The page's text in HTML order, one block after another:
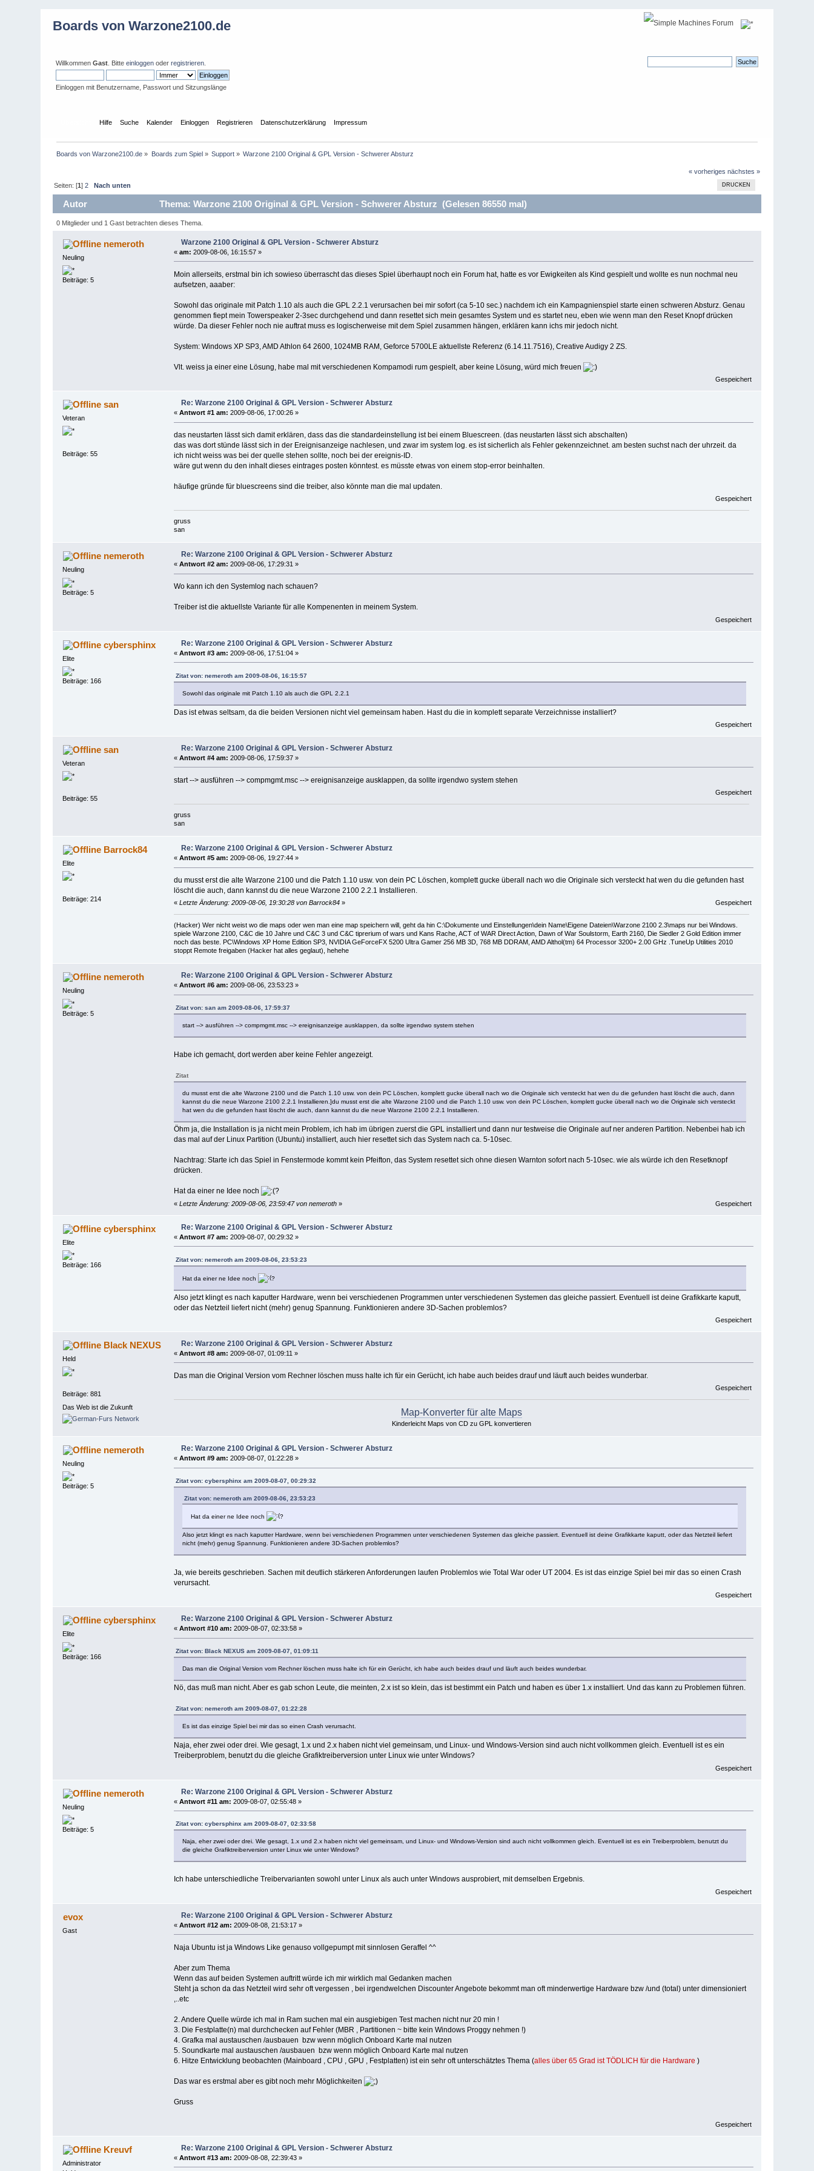
Boards von Warzone2100.de
WillkommenGast . Bitteeinloggen oderregistrieren
Einloggen mit Benutzername, Passwort und Sitzungslänge
Hilfe Suche Kalender Einloggen Registrieren Datenschutzerklärung Impressum
Boards von Warzone2100.de » Boards zum Spiel» Support » Warzone 2100 Original & GPL Version - Schwerer Absturz
« vorheriges nächstes »
DRUCKEN
Seiten: [1]2 Nach unten
Autor Thema: Warzone 2100 Original & GPL Version - Schwerer Absturz (Gelesen 86550 mal)
0 Mitglieder und 1 Gast betrachten dieses Thema.
nemeroth
Neuling
Beiträge: 5
Warzone 2100 Original & GPL Version - Schwerer Absturz
« am: 2009-08-06, 16:15:57 »
Moin allerseits, erstmal bin ich sowieso überrascht das dieses Spiel überhaupt noch ein Forum hat, hatte es vor Ewigkeiten als Kind gespielt und wollte es nun nochmal neu
aufsetzen, aaaber:
Sowohl das originale mit Patch 1.10 als auch die GPL 2.2.1 verursachen bei mir sofort (ca 5-10 sec.) nachdem ich ein Kampagnienspiel starte einen schweren Absturz. Genau
genommen fiept mein Towerspeaker 2-3sec durchgehend und dann resettet sich mein gesamtes System und es startet neu, eben wie wenn man den Reset Knopf drücken
würde. Da dieser Fehler noch nie auftrat muss es logischerweise mit dem Spiel zusammen hängen, erklären kann ichs mir jedoch nicht.
System: Windows XP SP3, AMD Athlon 64 2600, 1024MB RAM, Geforce 5700LE aktuellste Referenz (6.14.11.7516), Creative Audigy 2 ZS.
Vlt. weiss ja einer eine Lösung, habe mal mit verschiedenen Kompamodi rum gespielt, aber keine Lösung, würd mich freuen
Gespeichert
san
Veteran
Beiträge: 55
Re: Warzone 2100 Original & GPL Version - Schwerer Absturz
« Antwort #1 am: 2009-08-06, 17:00:26 »
das neustarten lässt sich damit erklären, dass das die standardeinstellung ist bei einem Bluescreen. (das neustarten lässt sich abschalten)
das was dort stünde lässt sich in der Ereignisanzeige nachlesen, und zwar im system log. es ist sicherlich als Fehler gekennzeichnet. am besten suchst nach der uhrzeit. da
ich nicht weiss was bei der quelle stehen sollte, noch bei der ereignis-ID.
wäre gut wenn du den inhalt dieses eintrages posten könntest. es müsste etwas von einem stop-error beinhalten.
häufige gründe für bluescreens sind die treiber, also könnte man die mal updaten.
Gespeichert
gruss
san
nemeroth
Neuling
Beiträge: 5
Re: Warzone 2100 Original & GPL Version - Schwerer Absturz
« Antwort #2 am: 2009-08-06, 17:29:31 »
Wo kann ich den Systemlog nach schauen?
Treiber ist die aktuellste Variante für alle Kompenenten in meinem System.
Gespeichert
cybersphinx
Elite
Beiträge: 166
Re: Warzone 2100 Original & GPL Version - Schwerer Absturz
« Antwort #3 am: 2009-08-06, 17:51:04 »
Zitat von: nemeroth am 2009-08-06, 16:15:57
Sowohl das originale mit Patch 1.10 als auch die GPL 2.2.1
Das ist etwas seltsam, da die beiden Versionen nicht viel gemeinsam haben. Hast du die in komplett separate Verzeichnisse installiert?
Gespeichert
san
Veteran
Beiträge: 55
Re: Warzone 2100 Original & GPL Version - Schwerer Absturz
« Antwort #4 am: 2009-08-06, 17:59:37 »
start --> ausführen --> compmgmt.msc --> ereignisanzeige ausklappen, da sollte irgendwo system stehen
Gespeichert
gruss
san
Barrock84
Elite
Beiträge: 214
Re: Warzone 2100 Original & GPL Version - Schwerer Absturz
« Antwort #5 am: 2009-08-06, 19:27:44 »
du musst erst die alte Warzone 2100 und die Patch 1.10 usw. von dein PC Löschen, komplett gucke überall nach wo die Originale sich versteckt hat wen du die gefunden hast
löscht die auch, dann kannst du die neue Warzone 2100 2.2.1 Installieren.
« Letzte Änderung: 2009-08-06, 19:30:28 von Barrock84» Gespeichert
(Hacker) Wer nicht weist wo die maps oder wen man eine map speichern will, geht da hin C:\Dokumente und Einstellungen\dein Name\Eigene Dateien\Warzone 2100 2.3\maps nur bei Windows.
spiele Warzone 2100, C&C die 10 Jahre und C&C 3 und C&C tiprerium of wars und Kans Rache, ACT of WAR Direct Action, Dawn of War Soulstorm, Earth 2160, Die Siedler 2 Gold Edition immer
noch das beste. PC\Windows XP Home Edition SP3, NVIDIA GeForceFX 5200 Ultra Gamer 256 MB 3D, 768 MB DDRAM, AMD Althol(tm) 64 Processor 3200+ 2.00 GHz .TuneUp Utilities 2010
stoppt Remote freigaben (Hacker hat alles geglaut), hehehe
nemeroth
Neuling
Beiträge: 5
Re: Warzone 2100 Original & GPL Version - Schwerer Absturz
« Antwort #6 am: 2009-08-06, 23:53:23 »
Zitat von: san am 2009-08-06, 17:59:37
start --> ausführen --> compmgmt.msc --> ereignisanzeige ausklappen, da sollte irgendwo system stehen
Habe ich gemacht, dort werden aber keine Fehler angezeigt.
Zitat
du musst erst die alte Warzone 2100 und die Patch 1.10 usw. von dein PC Löschen, komplett gucke überall nach wo die Originale sich versteckt hat wen du die gefunden hast löscht die auch, dann
kannst du die neue Warzone 2100 2.2.1 Installieren.]du musst erst die alte Warzone 2100 und die Patch 1.10 usw. von dein PC Löschen, komplett gucke überall nach wo die Originale sich versteckt
hat wen du die gefunden hast löscht die auch, dann kannst du die neue Warzone 2100 2.2.1 Installieren.
Öhm ja, die Installation is ja nicht mein Problem, ich hab im übrigen zuerst die GPL installiert und dann nur testweise die Originale auf ner anderen Partition. Nebenbei hab ich
das mal auf der Linux Partition (Ubuntu) installiert, auch hier resettet sich das System nach ca. 5-10sec.
Nachtrag: Starte ich das Spiel in Fenstermode kommt kein Pfeifton, das System resettet sich ohne diesen Warnton sofort nach 5-10sec. wie als würde ich den Resetknopf
drücken.
Hat da einer ne Idee noch ?
« Letzte Änderung: 2009-08-06, 23:59:47 von nemeroth» Gespeichert
cybersphinx
Elite
Beiträge: 166
Re: Warzone 2100 Original & GPL Version - Schwerer Absturz
« Antwort #7 am: 2009-08-07, 00:29:32 »
Zitat von: nemeroth am 2009-08-06, 23:53:23
Hat da einer ne Idee noch ?
Also jetzt klingt es nach kaputter Hardware, wenn bei verschiedenen Programmen unter verschiedenen Systemen das gleiche passiert. Eventuell ist deine Grafikkarte kaputt,
oder das Netzteil liefert nicht (mehr) genug Spannung. Funktionieren andere 3D-Sachen problemlos?
Gespeichert
Black NEXUS
Held
Beiträge: 881
Das Web ist die Zukunft
Re: Warzone 2100 Original & GPL Version - Schwerer Absturz
« Antwort #8 am: 2009-08-07, 01:09:11 »
Das man die Original Version vom Rechner löschen muss halte ich für ein Gerücht, ich habe auch beides drauf und läuft auch beides wunderbar.
Gespeichert
Map-Konverter für alte Maps
Kinderleicht Maps von CD zu GPL konvertieren
nemeroth
Neuling
Beiträge: 5
Re: Warzone 2100 Original & GPL Version - Schwerer Absturz
« Antwort #9 am: 2009-08-07, 01:22:28 »
Zitat von: cybersphinx am 2009-08-07, 00:29:32
Zitat von: nemeroth am 2009-08-06, 23:53:23
Hat da einer ne Idee noch ?
Also jetzt klingt es nach kaputter Hardware, wenn bei verschiedenen Programmen unter verschiedenen Systemen das gleiche passiert. Eventuell ist deine Grafikkarte kaputt, oder das Netzteil liefert
nicht (mehr) genug Spannung. Funktionieren andere 3D-Sachen problemlos?
Ja, wie bereits geschrieben. Sachen mit deutlich stärkeren Anforderungen laufen Problemlos wie Total War oder UT 2004. Es ist das einzige Spiel bei mir das so einen Crash
verursacht.
Gespeichert
cybersphinx
Elite
Beiträge: 166
Re: Warzone 2100 Original & GPL Version - Schwerer Absturz
« Antwort #10 am: 2009-08-07, 02:33:58 »
Zitat von: Black NEXUS am 2009-08-07, 01:09:11
Das man die Original Version vom Rechner löschen muss halte ich für ein Gerücht, ich habe auch beides drauf und läuft auch beides wunderbar.
Nö, das muß man nicht. Aber es gab schon Leute, die meinten, 2.x ist so klein, das ist bestimmt ein Patch und haben es über 1.x installiert. Und das kann zu Problemen führen.
Zitat von: nemeroth am 2009-08-07, 01:22:28
Es ist das einzige Spiel bei mir das so einen Crash verursacht.
Naja, eher zwei oder drei. Wie gesagt, 1.x und 2.x haben nicht viel gemeinsam, und Linux- und Windows-Version sind auch nicht vollkommen gleich. Eventuell ist es ein
Treiberproblem, benutzt du die gleiche Grafiktreiberversion unter Linux wie unter Windows?
Gespeichert
nemeroth
Neuling
Beiträge: 5
Re: Warzone 2100 Original & GPL Version - Schwerer Absturz
« Antwort #11 am: 2009-08-07, 02:55:48 »
Zitat von: cybersphinx am 2009-08-07, 02:33:58
Naja, eher zwei oder drei. Wie gesagt, 1.x und 2.x haben nicht viel gemeinsam, und Linux- und Windows-Version sind auch nicht vollkommen gleich. Eventuell ist es ein Treiberproblem, benutzt du
die gleiche Grafiktreiberversion unter Linux wie unter Windows?
Ich habe unterschiedliche Treibervarianten sowohl unter Linux als auch unter Windows ausprobiert, mit demselben Ergebnis.
Gespeichert
evox
Gast
Re: Warzone 2100 Original & GPL Version - Schwerer Absturz
« Antwort #12 am: 2009-08-08, 21:53:17 »
Naja Ubuntu ist ja Windows Like genauso vollgepumpt mit sinnlosen Geraffel ^^
Aber zum Thema
Wenn das auf beiden Systemen auftritt würde ich mir wirklich mal Gedanken machen
Steht ja schon da das Netzteil wird sehr oft vergessen , bei irgendwelchen Discounter Angebote bekommt man oft minderwertige Hardware bzw /und (total) unter dimensioniert
,..etc
2. Andere Quelle würde ich mal in Ram suchen mal ein ausgiebigen Test machen nicht nur 20 min !
3. Die Festplatte(n) mal durchchecken auf Fehler (MBR , Partitionen ~ bitte kein Windows Proggy nehmen !)
4. Grafka mal austauschen /ausbauen bzw wenn möglich Onboard Karte mal nutzen
5. Soundkarte mal austauschen /ausbauen bzw wenn möglich Onboard Karte mal nutzen
6. Hitze Entwicklung beobachten (Mainboard , CPU , GPU , Festplatten) ist ein sehr oft unterschätztes Thema (alles über 65 Grad ist TÖDLICH für die Hardware )
Das war es erstmal aber es gibt noch mehr Möglichkeiten
Gruss
Gespeichert
Kreuvf
Administrator
Re: Warzone 2100 Original & GPL Version - Schwerer Absturz
« Antwort #13 am: 2009-08-08, 22:39:43 »